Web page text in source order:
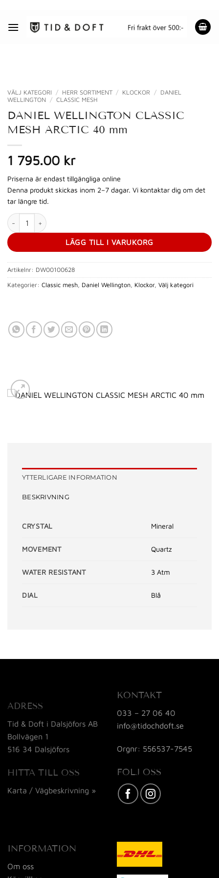
content
VÄLJ KATEGORI / HERR SORTIMENT / KLOCKOR / DANIEL
WELLINGTON
/ CLASSIC MESH
DANIEL WELLINGTON CLASSIC
MESH ARCTIC 40 mm
1 795.00 kr
Priserna är endast tillgängliga online
Denna produkt skickas inom 2–7 dagar. Vi kontaktar dig om det
tar längre tid.
DANIEL WELLINGTON CLASSIC MESH ARCTIC 40 mm mängd
LÄGG TILL I VARUKORG
Artikelnr: DW00100628
Kategorier: Classic mesh, Daniel Wellington, Klockor, Välj kategori
YTTERLIGARE INFORMATION
BESKRIVNING
CRYSTAL Mineral
MOVEMENT Quartz
WATER RESISTANT 3 Atm
DIAL Blå
ADRESS
Tid & Doft i Dalsjöfors AB
Bollvägen 1
516 34 Dalsjöfors
HITTA TILL OSS
Karta / Vägbeskrivning »
KONTAKT
033 – 27 06 40
info@tidochdoft.se
Orgnr: 556537-7545
FÖLJ OSS
INFORMATION
Om oss